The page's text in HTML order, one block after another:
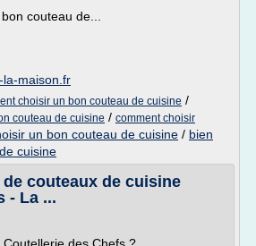
couteau de...
maison.fr
choisir un bon couteau de cuisine /
couteau de cuisine / comment choisir
un bon couteau de cuisine / bien
cuisine
couteaux de cuisine
- La ...